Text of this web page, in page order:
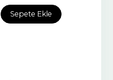
Sepete Ekle